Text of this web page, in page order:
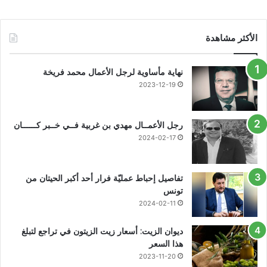
الأكثر مشاهدة
نهاية مأساوية لرجل الأعمال محمد فريخة
2023-12-19
رجل الأعمــال مهدي بن غربية فــي خــبر كــــــان
2024-02-17
تفاصيل إحباط عمليّة فرار أحد أكبر الحيتان من
تونس
2024-02-11
ديوان الزيت: أسعار زيت الزيتون في تراجع لتبلغ
هذا السعر
2023-11-20